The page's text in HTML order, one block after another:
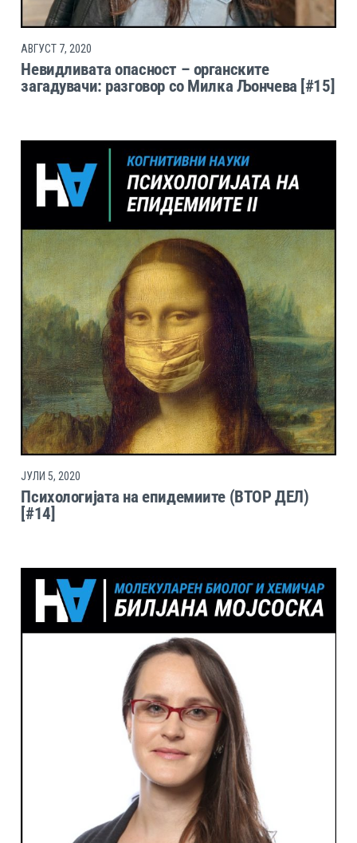
АВГУСТ 7, 2020
Невидливата опасност – органските
загадувачи: разговор со Милка Љончева [#15]
ЈУЛИ 5, 2020
Психологијата на епидемиите (ВТОР ДЕЛ)
[#14]